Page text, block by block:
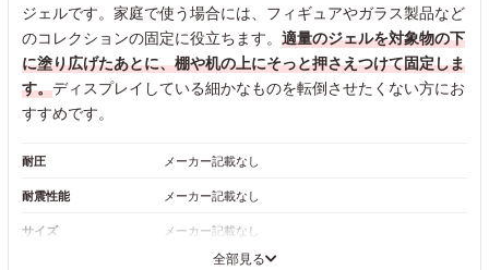
ジェルです。家庭で使う場合には、フィギュアやガラス製品など
のコレクションの固定に役立ちます。 適量のジェルを対象物の下
に塗り広げたあとに、棚や机の上にそっと押さえつけて固定しま
す。ディスプレイしている細かなものを転倒させたくない方にお
すすめです。
耐圧 メーカー記載なし
耐震性能 メーカー記載なし
サイズ メーカー記載なし
全部見る